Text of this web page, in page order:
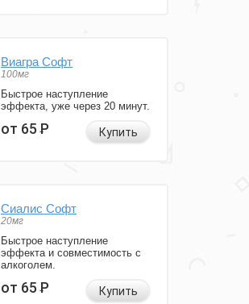
Виагра Софт
100мг
Быстрое наступление
эффекта, уже через 20 минут.
от 65Р Купить
Сиалис Софт
20мг
Быстрое наступление
эффекта и совместимость с
алкоголем.
от 65Р Купить